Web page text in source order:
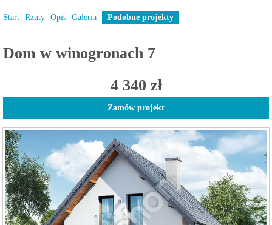
Projekty domów
Start Rzuty Opis Galeria Podobne projekty
Dom w winogronach 7
4 340 zł
Zamów projekt